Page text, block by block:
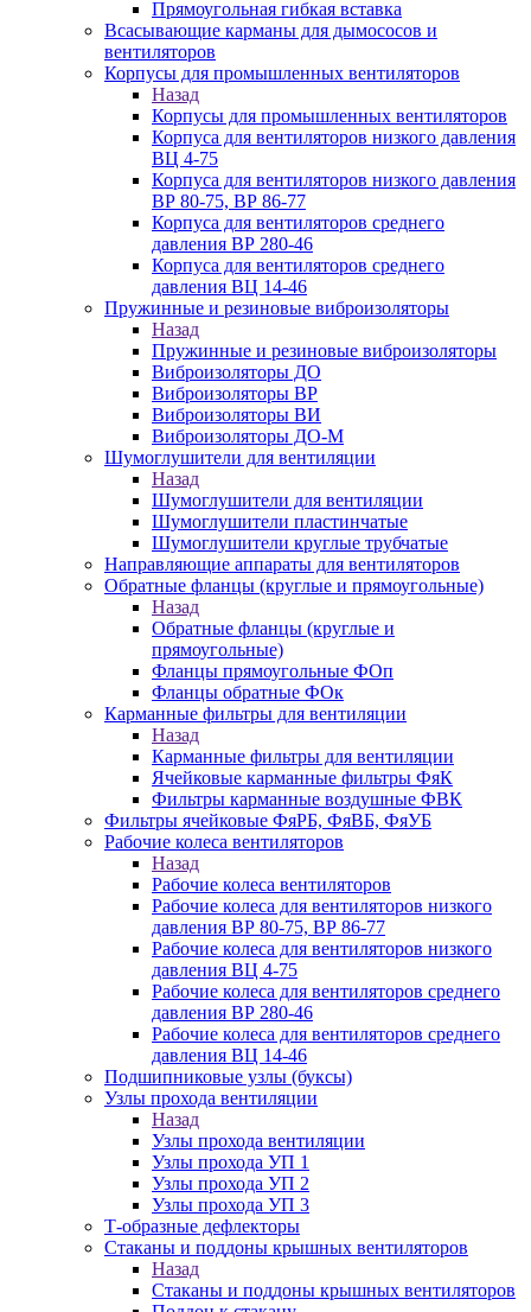
Прямоугольная гибкая вставка
Всасывающие карманы для дымососов и
вентиляторов
Корпусы для промышленных вентиляторов
Назад
Корпусы для промышленных вентиляторов
Корпуса для вентиляторов низкого давления
ВЦ 4-75
Корпуса для вентиляторов низкого давления
ВР 80-75, ВР 86-77
Корпуса для вентиляторов среднего
давления ВР 280-46
Корпуса для вентиляторов среднего
давления ВЦ 14-46
Пружинные и резиновые виброизоляторы
Назад
Пружинные и резиновые виброизоляторы
Виброизоляторы ДО
Виброизоляторы ВР
Виброизоляторы ВИ
Виброизоляторы ДО-М
Шумоглушители для вентиляции
Назад
Шумоглушители для вентиляции
Шумоглушители пластинчатые
Шумоглушители круглые трубчатые
Направляющие аппараты для вентиляторов
Обратные фланцы (круглые и прямоугольные)
Назад
Обратные фланцы (круглые и
прямоугольные)
Фланцы прямоугольные ФОп
Фланцы обратные ФОк
Карманные фильтры для вентиляции
Назад
Карманные фильтры для вентиляции
Ячейковые карманные фильтры ФяК
Фильтры карманные воздушные ФВК
Фильтры ячейковые ФяРБ, ФяВБ, ФяУБ
Рабочие колеса вентиляторов
Назад
Рабочие колеса вентиляторов
Рабочие колеса для вентиляторов низкого
давления ВР 80-75, ВР 86-77
Рабочие колеса для вентиляторов низкого
давления ВЦ 4-75
Рабочие колеса для вентиляторов среднего
давления ВР 280-46
Рабочие колеса для вентиляторов среднего
давления ВЦ 14-46
Подшипниковые узлы (буксы)
Узлы прохода вентиляции
Назад
Узлы прохода вентиляции
Узлы прохода УП 1
Узлы прохода УП 2
Узлы прохода УП 3
Т-образные дефлекторы
Стаканы и поддоны крышных вентиляторов
Назад
Стаканы и поддоны крышных вентиляторов